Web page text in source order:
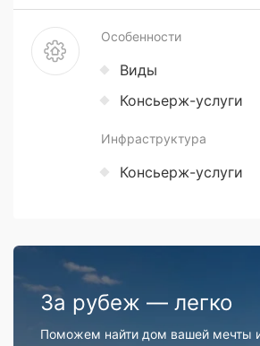
Особенности
Виды
Консьерж-услуги
Инфраструктура
Консьерж-услуги
За рубеж — легко
Поможем найти дом вашей мечты